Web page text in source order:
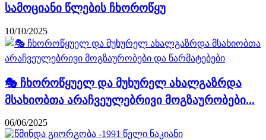
სამოციანი წლების ჩხოროწყუ
10/10/2025
🎭 ჩხოროწყუელ და მუხურელ ახალგაზრდა
მსახიობთა არაჩვეულებრივი მოგზაურობები...
06/06/2025